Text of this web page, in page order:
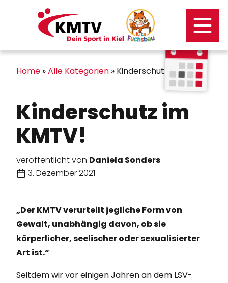
Mitgliederportal
Home »Alle Kategorien » Kinderschutz im KMTV!
Kinderschutz im
KMTV!
veröffentlicht von Daniela Sonders
3. Dezember 2021
„Der KMTV verurteilt jegliche Form von
Gewalt, unabhängig davon, ob sie
körperlicher, seelischer oder sexualisierter
Art ist.“
Seitdem wir vor einigen Jahren an dem LSV-